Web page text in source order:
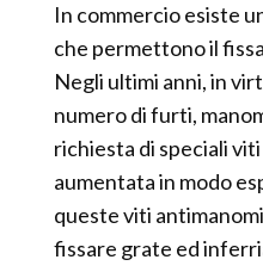
In commercio esiste
che permettono il
Negli ultimi anni, in
numero di furti,
richiesta di speciali
aumentata in modo
queste viti
fissare grate ed